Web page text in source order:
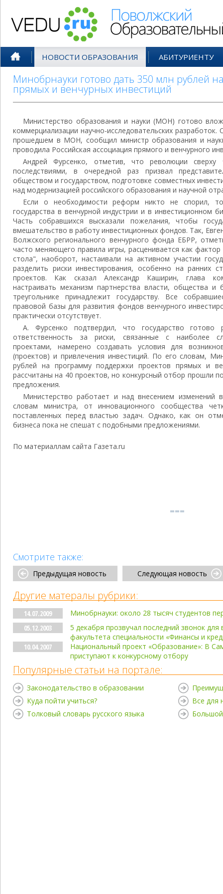
НОВОСТИ ОБРАЗОВАНИЯ АБИТУРИЕНТУ
Минобрнауки готово дать 350 млн рублей
прямых и венчурных инвестиций
Министерство образования и науки (МОН) готово
коммерциализации научно-исследовательских
прошедшем в МОН, сообщил министр образования и
проводила Российская ассоциация прямого и венчурного
Андрей Фурсенко, отметив, что революции сверху
последствиями, в очередной раз призвал
обществом и государством, подготовке совместных
над модернизацией российского образования и научной
Если о необходимости реформ никто не спорил,
государства в венчурной индустрии и в инвестиционном
Часть собравшихся высказали пожелания, чтобы
вмешательство в работу инвестиционных фондов. Так,
Волжского регионального венчурного фонда ЕБРР,
часто меняющего правила игры, расценивается как фактор
стола", наоборот, настаивали на активном участии
разделить риски инвестирования, особенно на ранних
проектов. Как сказал Александр Каширин, глава
настраивать механизм партнерства власти, общества
треугольнике принадлежит государству. Все
правовой базы для развития фондов венчурного
практически отсутствует.
А. Фурсенко подтвердил, что государство готово
ответственность за риски, связанные с наиболее
проектами, намерено создавать условия для
(проектов) и привлечения инвестиций. По его словам,
рублей на программу поддержки проектов прямых и
рассчитаны на 40 проектов, но конкурсный отбор прошли
предложения.
Министерство работает и над внесением изменений
словам министра, от инновационного сообщества
поставленных перед властью задач. Однако, как он
бизнеса пока не спешат с подобными предложениями.
По материаллам сайта Газета.ru
Смотрите также:
Предыдущая новость Следующая новость
Другие матералы рубрики:
14.07.2009
Минобрнауки: около 28 тысяч студентов
05.12.2003
5 декабря прозвучал последний звонок для
факультета специальности «Финансы и
10.04.2007
Национальный проект «Образование»: В
приступают к конкурсному отбору
Популярные статьи на портале:
Законодательство в образовании
Куда пойти учиться?
Толковый словарь русского языка
Все для
Большой